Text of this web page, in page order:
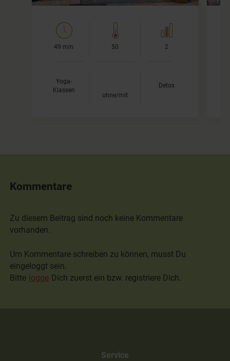
49 min 50 2
Yoga-
Klassen
ohne/mit
Detox
Kommentare
Zu diesem Beitrag sind noch keine Kommentare
vorhanden.
Um Kommentare schreiben zu können, musst Du
eingeloggt sein.
Bitte logge Dich zuerst ein bzw. registriere Dich.
Service